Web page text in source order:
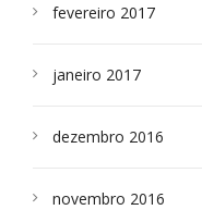
fevereiro 2017
janeiro 2017
dezembro 2016
novembro 2016